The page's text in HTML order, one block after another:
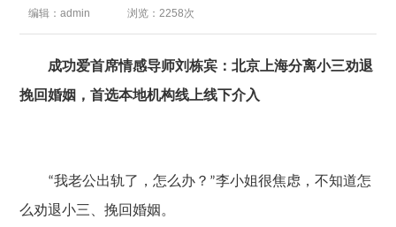
编辑：admin 浏览：2258次
成功爱首席情感导师刘栋宾：北京上海分离小三劝退
挽回婚姻，首选本地机构线上线下介入
“我老公出轨了，怎么办？ ”李小姐很焦虑，不知道怎
么劝退小三 、挽回婚姻。